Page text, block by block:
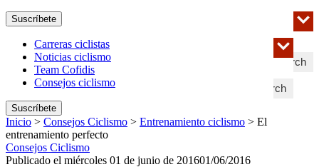
Search
Suscríbete
Search
Carreras ciclistas
Noticias ciclismo
Team Cofidis
Consejos ciclismo
Suscríbete
Inicio > Consejos Ciclismo > Entrenamiento ciclismo > El
entrenamiento perfecto
Consejos Ciclismo
Publicado el miércoles 01 de junio de 201601/06/2016